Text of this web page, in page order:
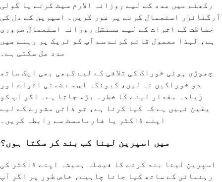
رکھنے میں مدد کے لیے روزانہ الارم سیٹ کرنے یا گولی
آرگنائزر استعمال کرنے پر غور کریں۔ اسپرین کے دل کی
حفاظت کے اثرات کے لیے مستقل روزانہ استعمال ضروری
ہے، لہذا معمول قائم کرنے سے آپ کو ٹریک پر رہنے میں
مدد مل سکتی ہے۔
چھوڑی ہوئی خوراک کی تلافی کے لیے کبھی بھی ایک ساتھ
دو خوراکیں نہ لیں، کیونکہ اس سے ضمنی اثرات اور
زیادہ مقدار لینے کا خطرہ بڑھ جاتا ہے۔ اگر آپ کو
یقین نہیں ہے کہ کیا کرنا ہے، تو ذاتی مشورے کے لیے
اپنے ڈاکٹر یا فارماسسٹ سے رابطہ کریں۔
میں اسپرین لینا کب بند کر سکتا ہوں؟
اسپرین لینا بند کرنے کا فیصلہ ہمیشہ اپنے ڈاکٹر کی
رہنمائی کے ساتھ کیا جانا چاہیے، خاص طور پر اگر آپ